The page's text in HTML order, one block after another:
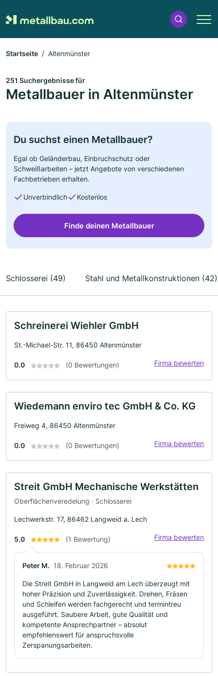
Startseite Altenmünster
251 Suchergebnisse für
Metallbauer in Altenmünster
Du suchst einen Metallbauer?
Egal ob Geländerbau, Einbruchschutz oder
Schweißarbeiten – jetzt Angebote von verschiedenen
Fachbetrieben erhalten.
Unverbindlich Kostenlos
Finde deinen Metallbauer
Schlosserei (49) Stahl und Metallkonstruktionen (42)
Schreinerei Wiehler GmbH
St.-Michael-Str. 11, 86450 Altenmünster
0.0 (0 Bewertungen) Firma bewerten
Wiedemann enviro tec GmbH & Co. KG
Freiweg 4, 86450 Altenmünster
0.0 (0 Bewertungen) Firma bewerten
Streit GmbH Mechanische Werkstätten
Oberflächenveredelung · Schlosserei
Lechwerkstr. 17, 86462 Langweid a. Lech
5.0 (1 Bewertung) Firma bewerten
Peter M. 18. Februar 2026
Die Streit GmbH in Langweid am Lech überzeugt mit
hoher Präzision und Zuverlässigkeit. Drehen, Fräsen
und Schleifen werden fachgerecht und termintreu
ausgeführt. Saubere Arbeit, gute Qualität und
kompetente Ansprechpartner – absolut
empfehlenswert für anspruchsvolle
Zerspanungsarbeiten.